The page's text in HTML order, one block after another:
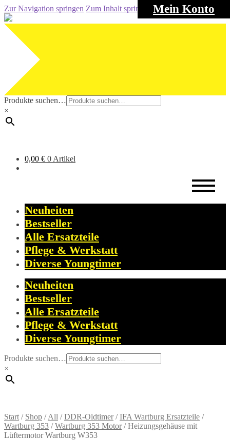
Mein Konto
Zur Navigation springen Zum Inhalt springen
Produkte suchen…
×
0,00 € 0 Artikel
Neuheiten
Bestseller
Alle Ersatzteile
Pflege & Werkstatt
Diverse Youngtimer
Neuheiten
Bestseller
Alle Ersatzteile
Pflege & Werkstatt
Diverse Youngtimer
Produkte suchen…
×
Start / Shop /All /DDR-Oldtimer/IFA Wartburg Ersatzteile /
Wartburg 353 /Wartburg 353 Motor/Heizungsgehäuse mit
Lüftermotor Wartburg W353